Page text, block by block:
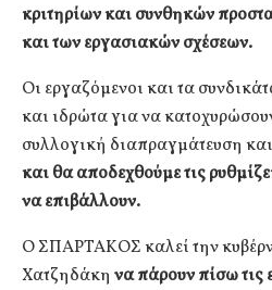
κριτηρίων και συνθηκών
και των εργασιακών σχέσεων.
Οι εργαζόμενοι και τα
και ιδρώτα για να
συλλογική διαπραγμάτευση και
και θα αποδεχθούμε τις
να επιβάλλουν.
Ο ΣΠΑΡΤΑΚΟΣ καλεί την
Χατζηδάκη να πάρουν πίσω τις